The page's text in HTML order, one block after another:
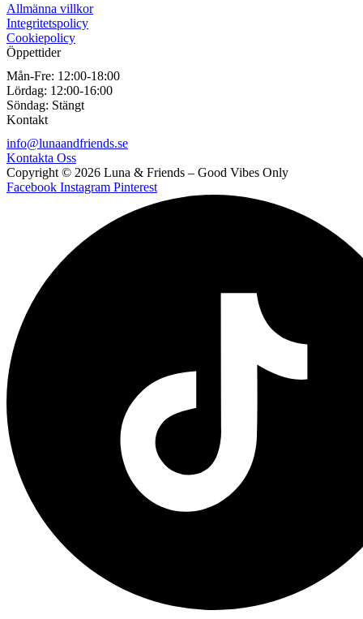
Allmänna villkor
Integritetspolicy
Cookiepolicy
Öppettider
Mån-Fre: 12:00-18:00
Lördag: 12:00-16:00
Söndag: Stängt
Kontakt
info@lunaandfriends.se
Kontakta Oss
Copyright © 2026 Luna & Friends – Good Vibes Only
Facebook Instagram Pinterest